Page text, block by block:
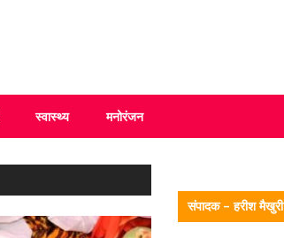
स्वास्थ्य मनोरंजन
संपादक – हरीश मैखुरी